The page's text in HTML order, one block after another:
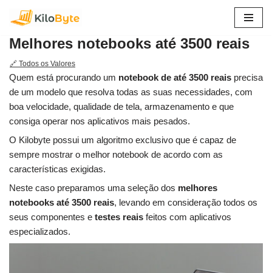
para
o
conteúdo
Melhores notebooks até 3500 reais
🔗 Todos os Valores
Quem está procurando um notebook de até 3500 reais precisa
de um modelo que resolva todas as suas necessidades, com
boa velocidade, qualidade de tela, armazenamento e que
consiga operar nos aplicativos mais pesados.
O Kilobyte possui um algoritmo exclusivo que é capaz de
sempre mostrar o melhor notebook de acordo com as
características exigidas.
Neste caso preparamos uma seleção dos melhores
notebooks até 3500 reais, levando em consideração todos os
seus componentes e testes reais feitos com aplicativos
especializados.